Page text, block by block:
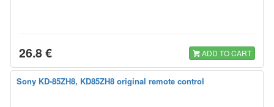
26.8 € ADD TO CART
Sony KD-85ZH8, KD85ZH8 original remote control